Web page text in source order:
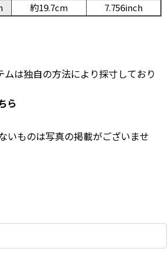
約19.7cm 7.756inch
は独自の方法により採寸しており
ら
いものは写真の掲載がございませ